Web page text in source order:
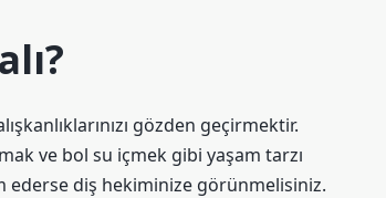
gözden geçirmektir.
ve bol su içmek gibi yaşam tarzı
ederse diş hekiminize görünmelisiniz.